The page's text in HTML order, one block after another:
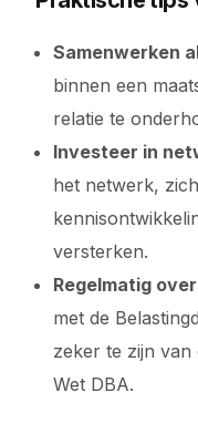
Samenwerken
binnen een
relatie te
Investeer in
het netwerk,
versterken.
Regelmatig
met de
zeker te zijn van
Wet DBA.